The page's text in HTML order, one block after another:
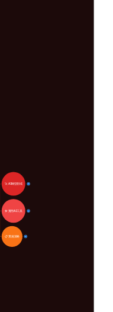
🚀 AI轉型領域 28
🛠️ 實用AI工具
📋 實施策略 33